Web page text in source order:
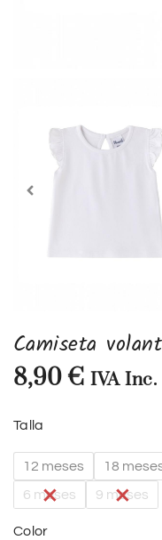
Camiseta
8,90€ IVA Inc.
Talla
12 meses 18
6 meses
9 meses
Color